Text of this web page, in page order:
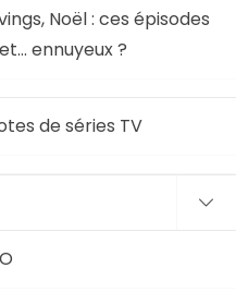
Noël : ces épisodes
ennuyeux ?
de séries TV